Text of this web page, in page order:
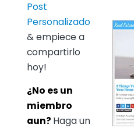
Post
Personalizado
& empiece a
compartirlo
hoy!
¿No es un
miembro
aun? Haga un